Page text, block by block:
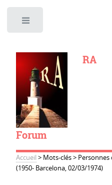
RA
Forum
Accueil > Mots-clés> Personnes
(1950- Barcelona, 02/03/1974)